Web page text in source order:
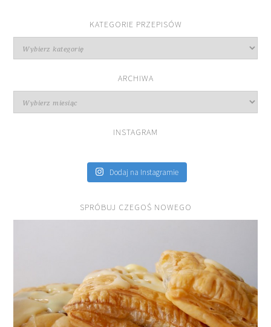
KATEGORIE PRZEPISÓW
przepisów
ARCHIWA
INSTAGRAM
Dodaj na Instagramie
SPRÓBUJ CZEGOŚ NOWEGO